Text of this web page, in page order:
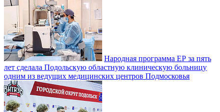
Народная программа ЕР за пять
лет сделала Подольскую областную клиническую больницу
одним из ведущих медицинских центров Подмосковья